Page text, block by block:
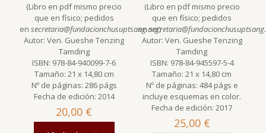
(Libro en pdf mismo precio
que en físico; pedidos
en secretaria@fundacionchusuptsang.org)
Autor: Ven. Gueshe Tenzing
Tamding
ISBN: 978-84-940099-7-6
Tamaño: 21 x 14,80 cm
Nº de páginas: 286 págs
Fecha de edición: 2014
20,00 €
(Libro en pdf mismo precio
que en físico; pedidos
en
Autor: Ven. Gueshe Tenzing
Tamding
ISBN: 978-84-945597-5-4
Tamaño: 21 x 14,80 cm
Nº de páginas: 484 págs e
incluye esquemas en color.
Fecha de edición: 2017
25,00 €